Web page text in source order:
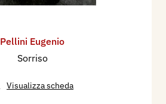
Pellini Eugenio
Sorriso
Visualizza scheda